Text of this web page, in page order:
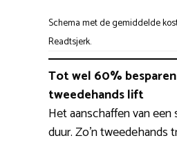
Schema met de gemiddelde
Readtsjerk.
Tot wel 60%
tweedehands lift
Het aanschaffen van
duur. Zo’n tweedehands